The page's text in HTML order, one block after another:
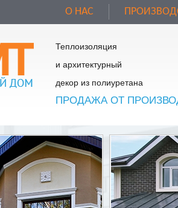
О НАС
Теплоизоляция
и архитектурный
декор из полиуретана
ПРОДАЖА ОТ